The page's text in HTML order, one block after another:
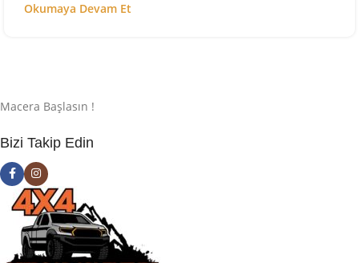
Okumaya Devam Et
Macera Başlasın !
Bizi Takip Edin